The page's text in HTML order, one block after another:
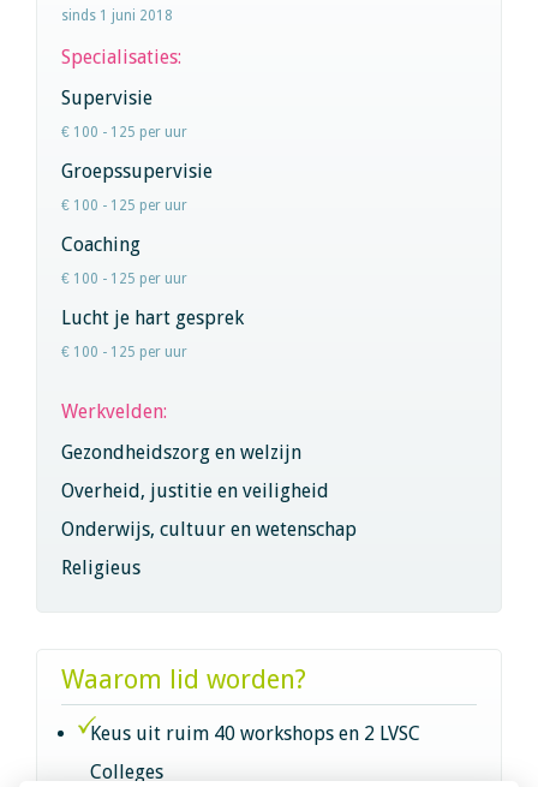
sinds 1 juni 2018
Specialisaties:
Supervisie
€ 100 - 125 per uur
Groepssupervisie
€ 100 - 125 per uur
Coaching
€ 100 - 125 per uur
Lucht je hart gesprek
€ 100 - 125 per uur
Werkvelden:
Gezondheidszorg en welzijn
Overheid, justitie en veiligheid
Onderwijs, cultuur en wetenschap
Religieus
Waarom lid worden?
Keus uit ruim 40 workshops en 2 LVSC
Colleges